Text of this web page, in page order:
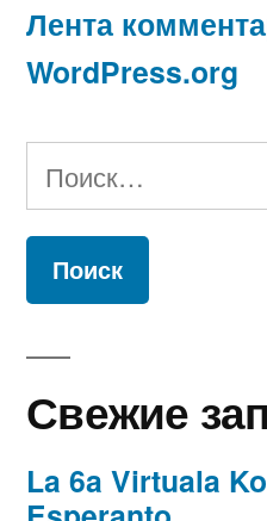
Лента
WordPress.org
Найти:
Свежие
La 6a Virtuala